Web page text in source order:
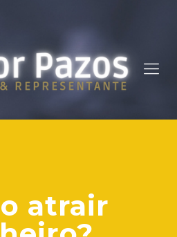
atrair